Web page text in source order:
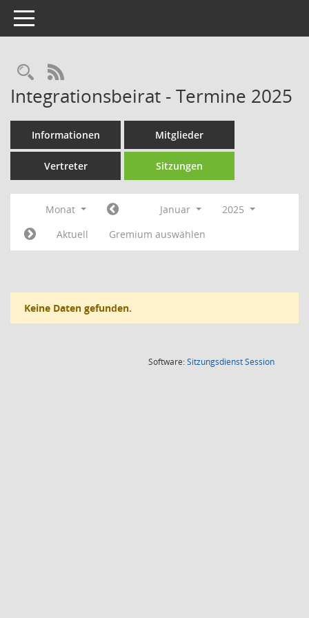
Toggle navigation
Rechercheauswahl
RSS-Feed
Integrationsbeirat - Termine 2025
Informationen Mitglieder
Vertreter Sitzungen
Monat Januar
2025
Aktuell
Gremium auswählen
Keine Daten gefunden.
Software:SitzungsdienstSession(Wird in